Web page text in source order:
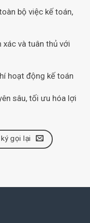
bộ việc kế toán,
và tuân thủ với
hoạt động kế toán
sâu, tối ưu hóa lợi
gọi lại